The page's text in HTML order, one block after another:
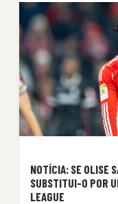
NOTÍCIA: SE OLISE
SUBSTITUI-O POR
LEAGUE